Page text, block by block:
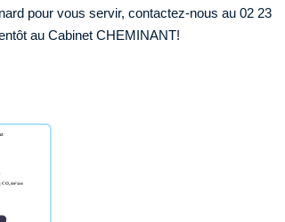
pour vous servir, contactez-nous au 02 23
au Cabinet CHEMINANT!